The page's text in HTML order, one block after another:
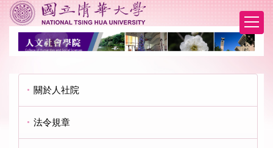
跳
到
關於人社院
法令規章